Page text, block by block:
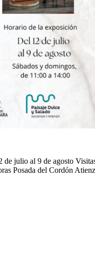
julio al 9 de agosto
Posada del Cordón